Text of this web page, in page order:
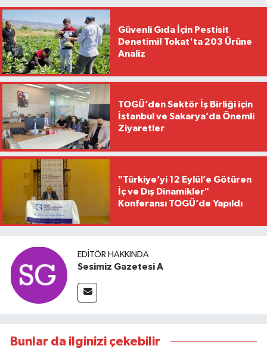
Güvenli Gıda İçin Pestisit
Denetimi! Tokat'ta 203 Ürüne
Analiz
TOGÜ’den Sektör İş Birliği için
İstanbul ve Sakarya’da Önemli
Ziyaretler
"Türkiye’yi 12 Eylül’e Götüren
İç ve Dış Dinamikler"
Konferansı TOGÜ’de Yapıldı
EDITÖR HAKKINDA
Sesimiz Gazetesi A
Bunlar da ilginizi çekebilir